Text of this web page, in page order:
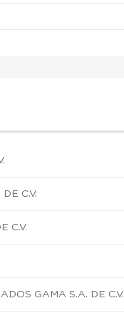
C.V.
C.V.
GAMA S.A. DE C.V.